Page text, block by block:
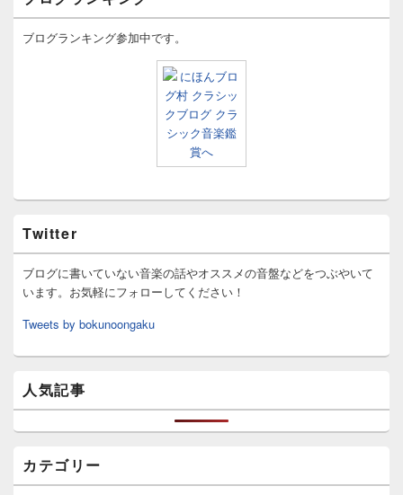
ブログランキング参加中です。
Twitter
ブログに書いていない音楽の話やオススメの音盤などをつぶやいて
います。お気軽にフォローしてください！
Tweets by bokunoongaku
人気記事
カテゴリー